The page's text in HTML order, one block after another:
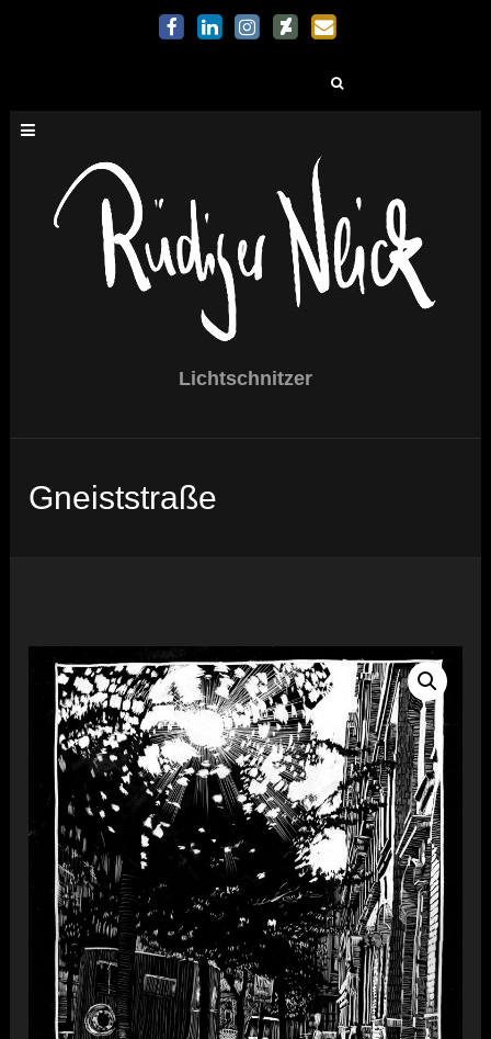
Lichtschnitzer
Gneiststraße